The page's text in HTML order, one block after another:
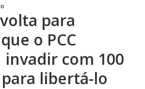
para
o PCC
com 100
libertá-lo